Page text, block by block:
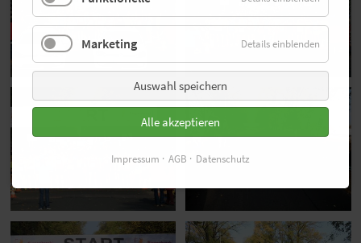
Marketing Details einblenden
Auswahl speichern
Alle akzeptieren
Impressum AGB Datenschutz